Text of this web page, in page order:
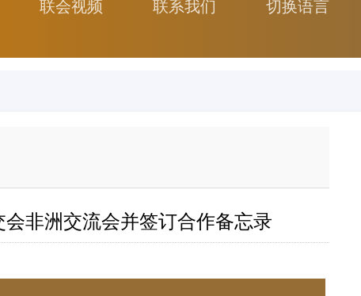
联会视频 联系我们 切换语言
非洲交流会并签订合作备忘录